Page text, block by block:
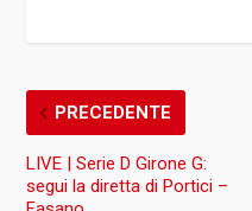
PRECEDENTE
LIVE | Serie D Girone G:
segui la diretta di Portici –
Fasano